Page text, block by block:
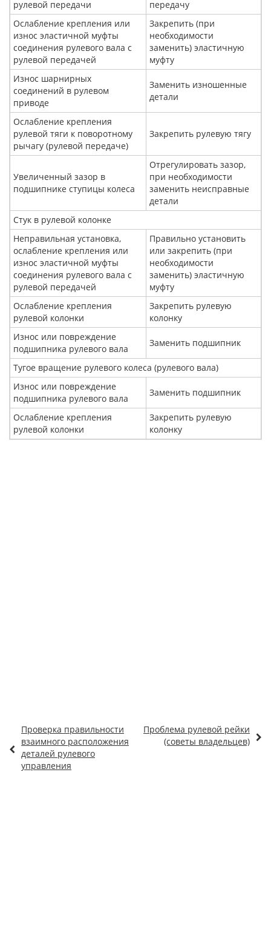
рулевой передачи
передачу
Ослабление крепления или
износ эластичной муфты
соединения рулевого вала с
рулевой передачей
Закрепить (при
необходимости
заменить) эластичную
муфту
Износ шарнирных
соединений в рулевом
приводе
Заменить изношенные
детали
Ослабление крепления
рулевой тяги к поворотному
рычагу (рулевой передаче)
Закрепить рулевую тягу
Увеличенный зазор в
подшипнике ступицы колеса
Отрегулировать зазор,
при необходимости
заменить неисправные
детали
Стук в рулевой колонке
Неправильная установка,
ослабление крепления или
износ эластичной муфты
соединения рулевого вала с
рулевой передачей
Правильно установить
или закрепить (при
необходимости
заменить) эластичную
муфту
Ослабление крепления
рулевой колонки
Закрепить рулевую
колонку
Износ или повреждение
подшипника рулевого вала
Заменить подшипник
Тугое вращение рулевого колеса (рулевого вала)
Износ или повреждение
подшипника рулевого вала
Заменить подшипник
Ослабление крепления
рулевой колонки
Закрепить рулевую
колонку
Проверка правильности
взаимного расположения
деталей рулевого
управления
Проблема рулевой рейки
(советы владельцев)